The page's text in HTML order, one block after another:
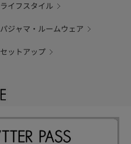
ライフスタイル
パジャマ・ルームウェア
セットアップ